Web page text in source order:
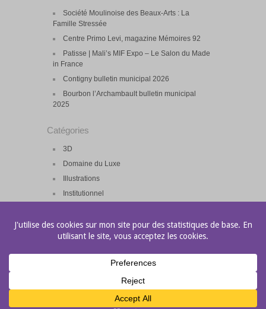
Société Moulinoise des Beaux-Arts : La
Famille Stressée
Centre Primo Levi, magazine Mémoires 92
Patisse | Mali’s MIF Expo – Le Salon du Made
in France
Contigny bulletin municipal 2026
Bourbon l’Archambault bulletin municipal
2025
Catégories
3D
Domaine du Luxe
Illustrations
Institutionnel
Print
Salon
Site Web
© 2026 Site d'Andy Beverly |Theme by Eleven Themes